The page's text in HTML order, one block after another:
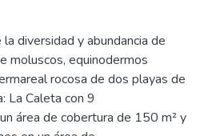
diversidad y abundancia de
moluscos, equinodermos
rocosa de dos playas de
La Caleta con 9
área de cobertura de 150 m² y